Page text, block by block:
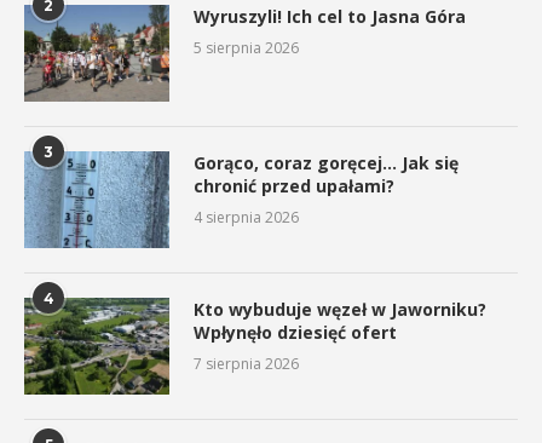
2 Wyruszyli! Ich cel to Jasna Góra
5 sierpnia 2026
3
Gorąco, coraz goręcej… Jak się
chronić przed upałami?
4 sierpnia 2026
4
Kto wybuduje węzeł w Jaworniku?
Wpłynęło dziesięć ofert
7 sierpnia 2026